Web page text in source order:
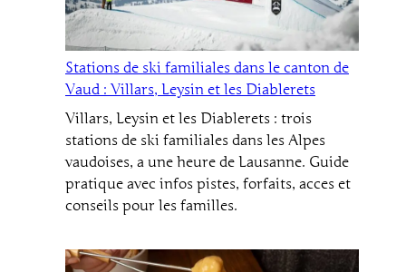
Stations de ski familiales dans le canton de
Vaud : Villars, Leysin et les Diablerets
Villars, Leysin et les Diablerets : trois
stations de ski familiales dans les Alpes
vaudoises, a une heure de Lausanne. Guide
pratique avec infos pistes, forfaits, acces et
conseils pour les familles.